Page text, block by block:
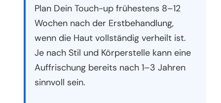
Plan Dein Touch-up frühestens 8–12
Wochen nach der Erstbehandlung,
wenn die Haut vollständig verheilt ist.
Je nach Stil und Körperstelle kann eine
Auffrischung bereits nach 1–3 Jahren
sinnvoll sein.